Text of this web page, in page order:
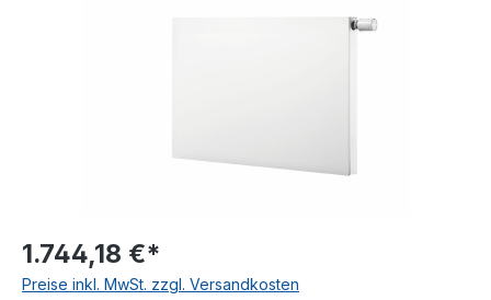
1.744,18 €*
Preise inkl. MwSt. zzgl. Versandkosten